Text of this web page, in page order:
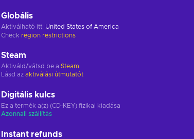
Globális
Aktiválható itt: United States of America
Check region restrictions
Steam
Aktiváld/vátsd be a Steam
Lásd az aktiválási útmutatót
Digitális kulcs
Ez a termék a(z) (CD-KEY) fizikai kiadása
Azonnali szállítás
Instant refunds